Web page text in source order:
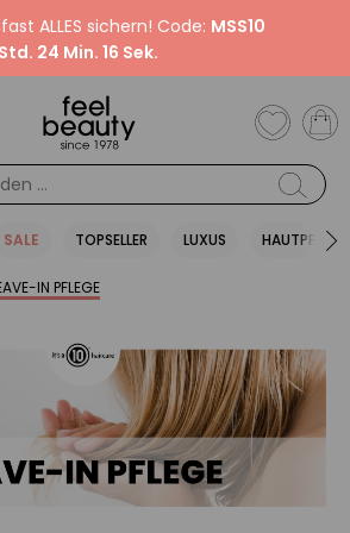
ALLES sichern! Code: MSS10
Std. 24 Min. 16 Sek.
SALE TOPSELLER LUXUS HAUTPFLEGE
IN PFLEGE